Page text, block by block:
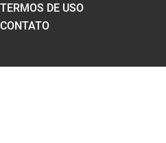
TERMOS DE USO
CONTATO